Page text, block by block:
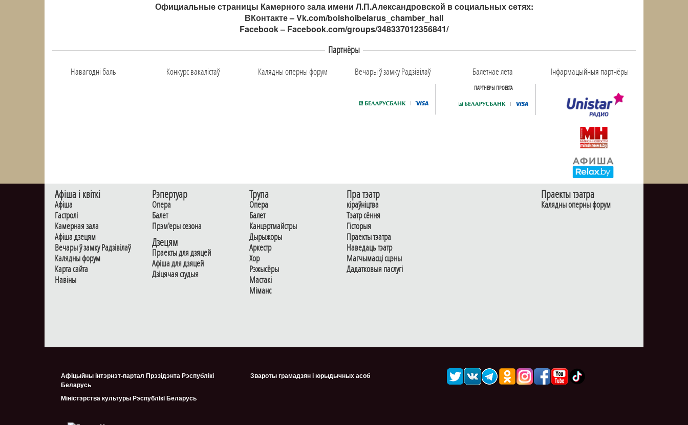
Официальные страницы Камерного зала имени Л.П.Александровской в социальных сетях:
ВКонтакте –Vk.com/bolshoibelarus_chamber_hall
Facebook – Facebook.com/groups/348337012356841/
Партнёры
Навагоднi баль
Конкурс вакалiстаў Калядны оперны форум Вечары ў замку Радзiвiлаў Балетнае лета
ПАРТНЕРЫ ПРОЕКТА
Інфармацыйныя партнёры
Афiша i квiткi
Афiша
Гастролi
Камерная зала
Афiша дзецям
Вечары ў замку Радзiвiлаў
Калядны форум
Карта сайта
Навiны
Рэпертуар
Опера
Балет
Прэм'еры сезона
Дзецям
Праекты для дзяцей
Афiша для дзяцей
Дзiцячая студыя
Трупа
Опера
Балет
Канцэртмайстры
Дырыжоры
Аркестр
Хор
Рэжысёры
Мастакі
Мiманс
Пра тэатр
кіраўніцтва
Тэатр сёння
Гiсторыя
Праекты тэатра
Наведаць тэатр
Магчымасцi сцэны
Дадаткoвыя паслугi
Праекты тэатра
Калядны оперны форум
Афіцыйны інтэрнэт-партал Прэзідэнта Рэспублікі
Беларусь
Міністэрства культуры Рэспублiкi Беларусь
Звароты грамадзян і юрыдычных асоб